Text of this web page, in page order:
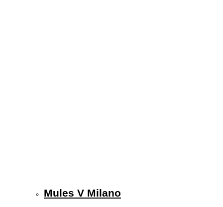
Mules V Milano